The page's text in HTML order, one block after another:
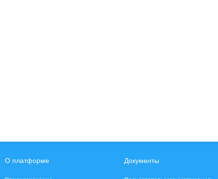
О платформе Документы